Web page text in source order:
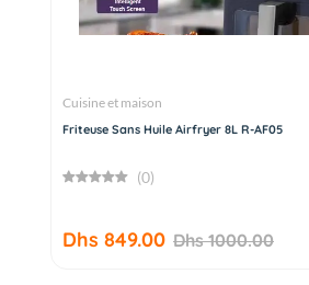
Cuisine et maison
Friteuse Sans Huile Airfryer 8L R-AF05
(0)
Dhs 849.00 Dhs 1000.00